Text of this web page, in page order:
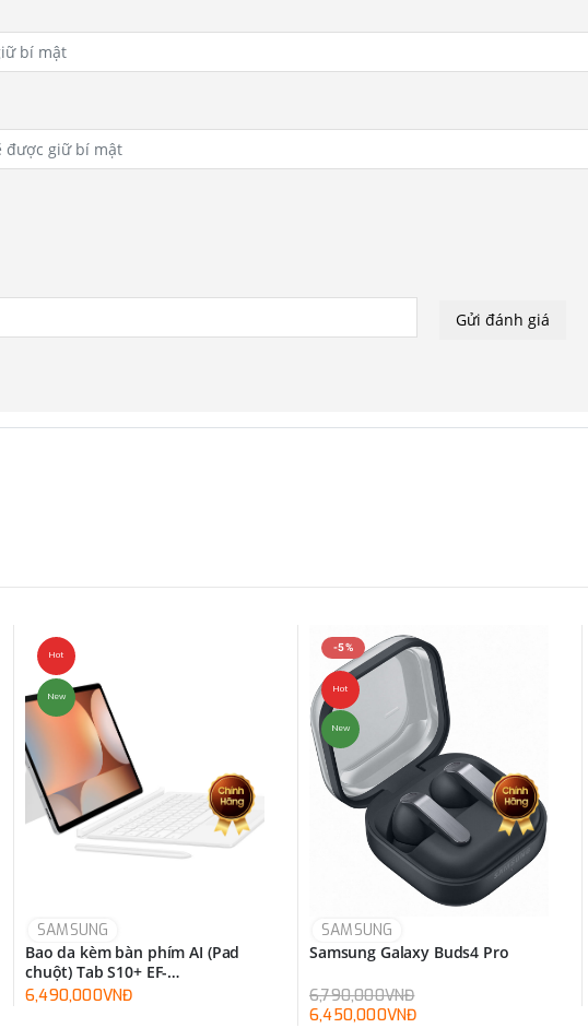
Hot
New
SAMSUNG
Bao da kèm bàn phím AI (Pad
chuột) Tab S10+ EF-
DX825UWEGWW
6,490,000VNĐ
-5%
Hot
New
SAMSUNG
Samsung Galaxy Buds4 Pro
6,790,000VNĐ
6,450,000VNĐ